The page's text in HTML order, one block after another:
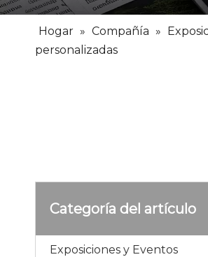
Hogar » Compañía »
personalizadas
Categoría del artículo
Exposiciones y Eventos